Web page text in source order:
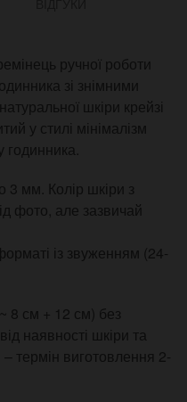
ручної роботи
зі знімними
шкіри крейзі
у стилі мінімалізм
годинника.
мм. Колір шкіри з
фото, але зазвичай
із звуженням (24-
8 см + 12 см) без
наявності шкіри та
термін виготовлення 2-